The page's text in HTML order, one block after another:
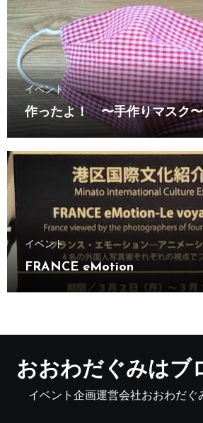
イベント
作ったよ！ 〜手作りマスク〜
イベント
FRANCE eMotion
おおわだぐみはブ
イベント企画運営会社おおわだぐ